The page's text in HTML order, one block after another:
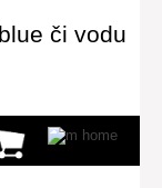
či vodu